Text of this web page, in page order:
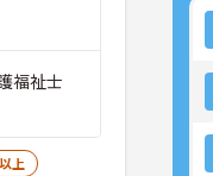
福祉士
上